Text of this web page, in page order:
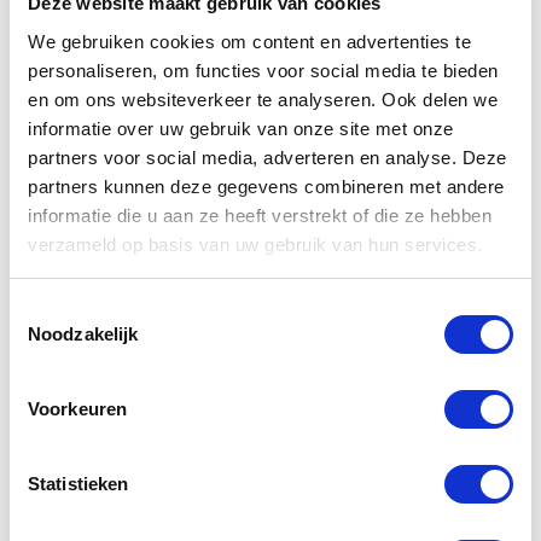
We gebruiken cookies om content en advertenties te
personaliseren, om functies voor social media te bieden
en om ons websiteverkeer te analyseren. Ook delen we
informatie over uw gebruik van onze site met onze
partners voor social media, adverteren en analyse. Deze
partners kunnen deze gegevens combineren met andere
informatie die u aan ze heeft verstrekt of die ze hebben
verzameld op basis van uw gebruik van hun services.
Noodzakelijk
Voorkeuren
Statistieken
Gerelateerde
-47%